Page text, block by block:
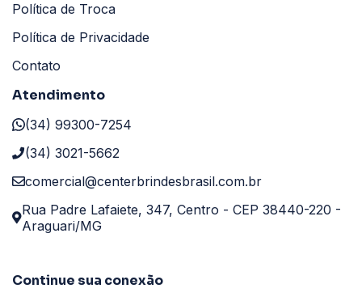
Política de Troca
Política de Privacidade
Contato
Atendimento
(34) 99300-7254
(34) 3021-5662
comercial@centerbrindesbrasil.com.br
Rua Padre Lafaiete, 347, Centro - CEP 38440-220 -
Araguari/MG
Continue sua conexão